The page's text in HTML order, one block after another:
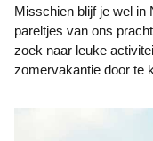
Misschien blijf je wel in
pareltjes van ons
zoek naar leuke
zomervakantie door te